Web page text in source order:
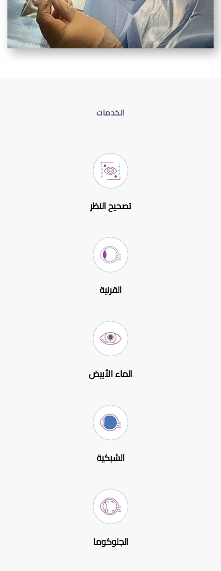
الخدمات
تصحيح النظر
القرنية
الماء الأبيض
الشبكية
الجلوكوما